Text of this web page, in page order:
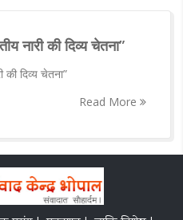
नारी की दिव्य चेतना”
की दिव्य चेतना”
Read More